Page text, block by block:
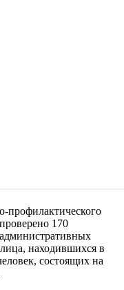
профилактического
170
находившихся в
состоящих на